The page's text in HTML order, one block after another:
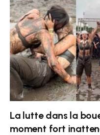
La lutte dans la
moment fort